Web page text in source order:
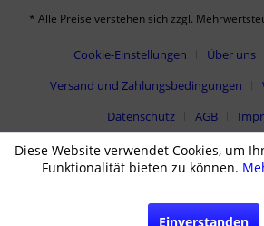
* Alle Preise verstehen sich zzgl.
Cookie-Einstellungen Über uns
Versand und Zahlungsbedingungen
Datenschutz
AGB
Diese Website verwendet Cookies, um
Funktionalität bieten zu können.
Einverstanden